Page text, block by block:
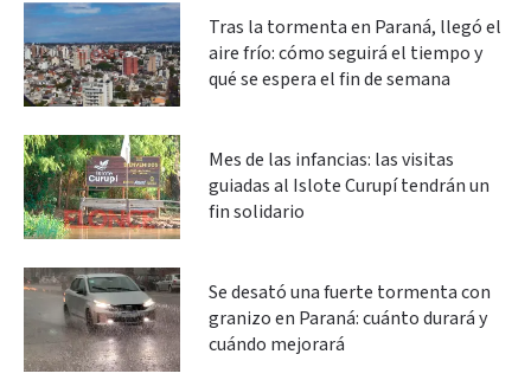
Tras la tormenta en Paraná, llegó el
aire frío: cómo seguirá el tiempo y
qué se espera el fin de semana
Mes de las infancias: las visitas
guiadas al Islote Curupí tendrán un
fin solidario
Se desató una fuerte tormenta con
granizo en Paraná: cuánto durará y
cuándo mejorará